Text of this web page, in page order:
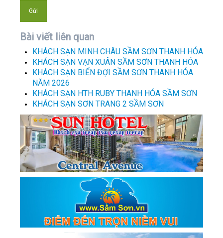
Bài viết liên quan
KHÁCH SẠN MINH CHÂU SẦM SƠN THANH HÓA
KHÁCH SẠN VẠN XUÂN SẦM SƠN THANH HÓA
KHÁCH SẠN BIỂN ĐỢI SẦM SƠN THANH HÓA
NĂM 2026
KHÁCH SẠN HTH RUBY THANH HÓA SẦM SƠN
KHÁCH SẠN SƠN TRANG 2 SẦM SƠN